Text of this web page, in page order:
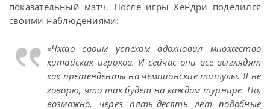
показательный матч. После игры Хендри поделился
своими наблюдениями:
«Чжао своим успехом вдохновил множество
китайских игроков. И сейчас они все выглядят
как претенденты на чемпионские титулы. Я не
говорю, что так будет на каждом турнире. Но,
возможно, через пять-десять лет подобные